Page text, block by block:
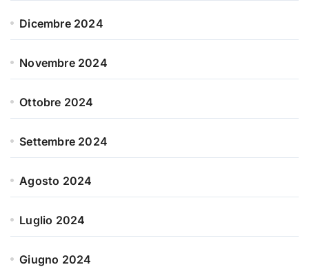
Dicembre 2024
Novembre 2024
Ottobre 2024
Settembre 2024
Agosto 2024
Luglio 2024
Giugno 2024